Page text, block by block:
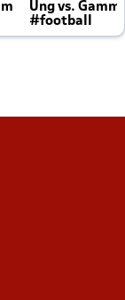
Ung vs.
#football